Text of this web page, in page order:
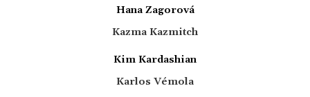
Hana Zagorová
Kazma Kazmitch
Kim Kardashian
Karlos Vémola